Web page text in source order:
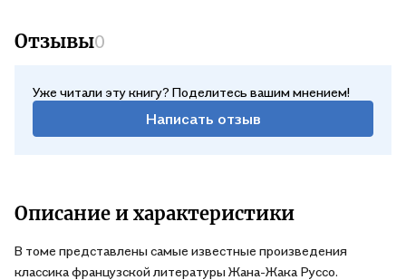
Отзывы0
Уже читали эту книгу? Поделитесь вашим мнением!
Написать отзыв
Описание и характеристики
В томе представлены самые известные произведения
классика французской литературы Жана-Жака Руссо.